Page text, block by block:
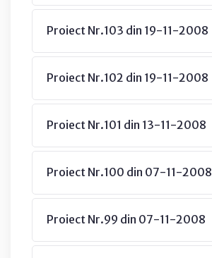
Proiect Nr.103 din 19-11-2008
Proiect Nr.102 din 19-11-2008
Proiect Nr.101 din 13-11-2008
Proiect Nr.100 din 07-11-2008
Proiect Nr.99 din 07-11-2008